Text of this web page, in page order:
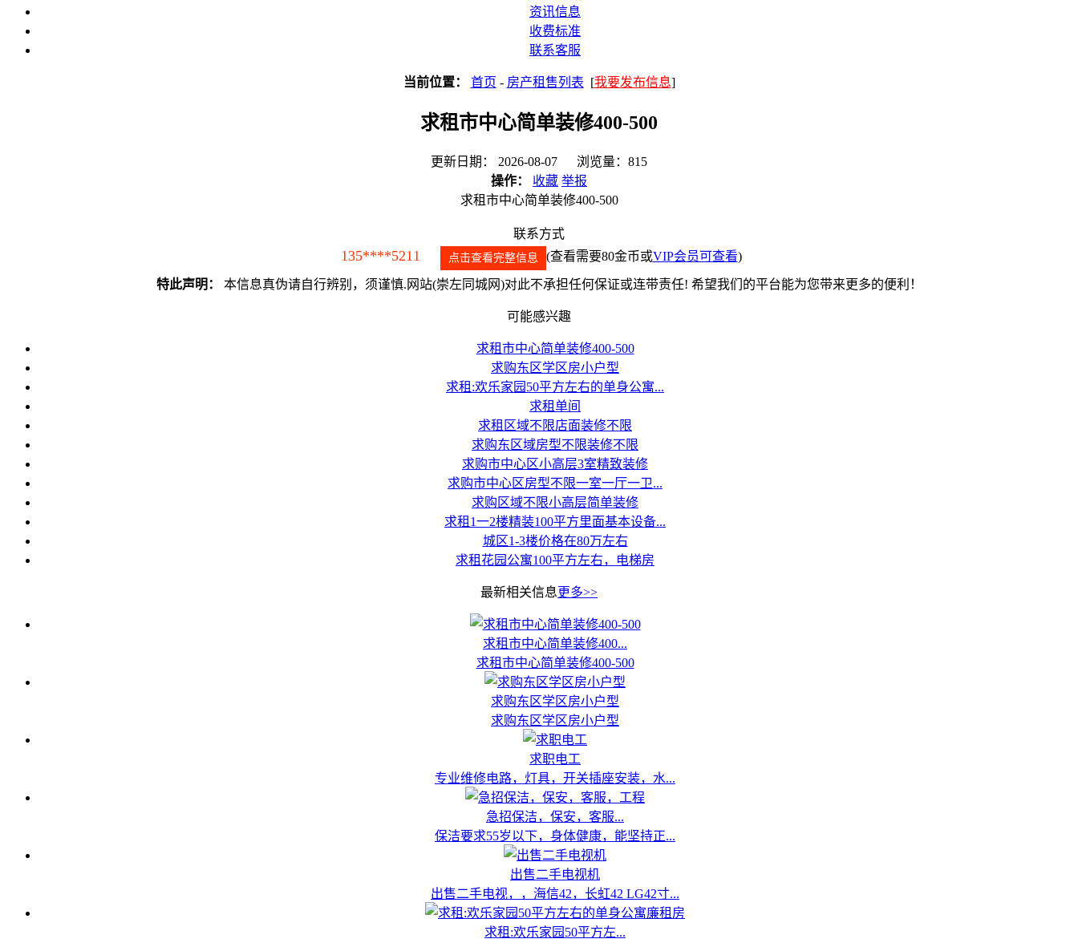
资讯信息
收费标准
联系客服
当前位置： 首页 - 房产租售列表 [我要发布信息]
求租市中心简单装修400-500
更新日期： 2026-08-07 浏览量：815
操作：
收藏 举报
求租市中心简单装修400-500
联系方式
135****5211 点击查看完整信息 (查看需要80金币或VIP会员可查看)
特此声明： 本信息真伪请自行辨别，须谨慎.网站(崇左同城网)对此不承担任何保证或连带责任! 希望我们的平台能为您带来更多的便利！
可能感兴趣
求租市中心简单装修400-500
求购东区学区房小户型
求租:欢乐家园50平方左右的单身公寓...
求租单间
求租区域不限店面装修不限
求购东区域房型不限装修不限
求购市中心区小高层3室精致装修
求购市中心区房型不限一室一厅一卫...
求购区域不限小高层简单装修
求租1一2楼精装100平方里面基本设备...
城区1-3楼价格在80万左右
求租花园公寓100平方左右，电梯房
最新相关信息更多>>
求租市中心简单装修400...
求租市中心简单装修400-500
求购东区学区房小户型
求购东区学区房小户型
求职电工
专业维修电路，灯具，开关插座安装，水...
急招保洁，保安，客服...
保洁要求55岁以下，身体健康，能坚持正...
出售二手电视机
出售二手电视，，海信42，长虹42 LG42寸...
求租:欢乐家园50平方左...